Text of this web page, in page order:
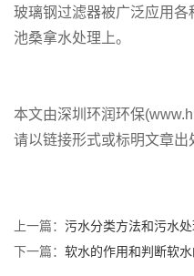
玻璃钢过滤器被广泛应用各
池桑拿水处理上。
本文由深圳环润环保
请以链接形式或标明文章出
上一篇： 污水分类方法和污水处
下一篇： 软水的作用和判断软